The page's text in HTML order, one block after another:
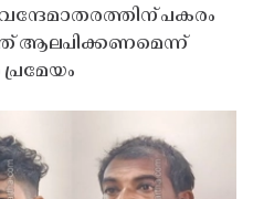
പകരം
ആലപിക്കണമെന്ന്